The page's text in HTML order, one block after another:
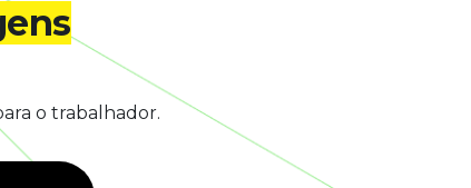
o trabalhador.